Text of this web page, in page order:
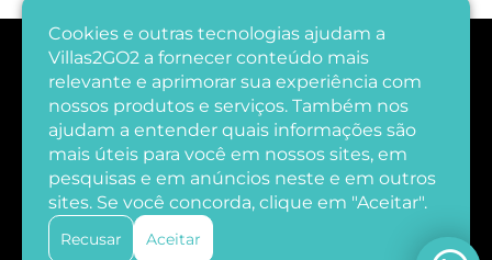
Cookies e outras tecnologias ajudam a
Villas2GO2 a fornecer conteúdo mais
relevante e aprimorar sua experiência com
nossos produtos e serviços. Também nos
ajudam a entender quais informações são
mais úteis para você em nossos sites, em
pesquisas e em anúncios neste e em outros
sites. Se você concorda, clique em "Aceitar".
Aceitar
Recusar